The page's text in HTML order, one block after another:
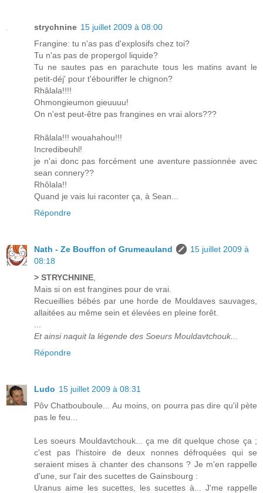
strychnine 15 juillet 2009 à 08:00
Frangine: tu n'as pas d'explosifs chez toi?
Tu n'as pas de propergol liquide?
Tu ne sautes pas en parachute tous les matins avant le
petit-déj' pour t'ébouriffer le chignon?
Rhâlala!!!!
Ohmongieumon gieuuuu!
On n'est peut-être pas frangines en vrai alors???
Rhâlala!!! wouahahou!!!
Incredibeuhl!
je n'ai donc pas forcément une aventure passionnée avec
sean connery??
Rhôlala!!
Quand je vais lui raconter ça, à Sean...
Répondre
Nath - Ze Bouffon of Grumeauland
15 juillet 2009 à
08:18
> STRYCHNINE
Mais si on est frangines pour de vrai.
Recueillies bébés par une horde de Mouldaves sauvages,
allaitées au même sein et élevées en pleine forêt.
Et ainsi naquit la légende des Soeurs Mouldavtchouk...
Répondre
Ludo 15 juillet 2009 à 08:31
Pôv Chatbouboule... Au moins, on pourra pas dire qu'il pète
pas le feu...
Les soeurs Mouldavtchouk... ça me dit quelque chose ça ;
c'est pas l'histoire de deux nonnes défroquées qui se
seraient mises à chanter des chansons ? Je m'en rappelle
d'une, sur l'air des sucettes de Gainsbourg :
Uranus aime les sucettes, les sucettes à... J'me rappelle